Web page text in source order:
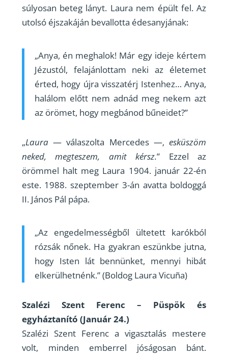
súlyosan beteg lányt. Laura nem épült fel. Az
utolsó éjszakáján bevallotta édesanyjának:
„Anya, én meghalok! Már egy ideje kértem
Jézustól, felajánlottam neki az életemet
érted, hogy újra visszatérj Istenhez… Anya,
halálom előtt nem adnád meg nekem azt
az örömet, hogy megbánod bűneidet?”
„Laura— válaszolta Mercedes —‚esküszöm
neked, megteszem, amit kérsz.” Ezzel az
örömmel halt meg Laura 1904. január 22-én
este. 1988. szeptember 3-án avatta boldoggá
II. János Pál pápa.
„Az engedelmességből ültetett karókból
rózsák nőnek. Ha gyakran eszünkbe jutna,
hogy Isten lát bennünket, mennyi hibát
elkerülhetnénk.” (Boldog Laura Vicuña)
Szalézi Szent Ferenc – Püspök és
egyháztanító (Január 24.)
Szalézi Szent Ferenc a vigasztalás mestere
volt, minden emberrel jóságosan bánt.